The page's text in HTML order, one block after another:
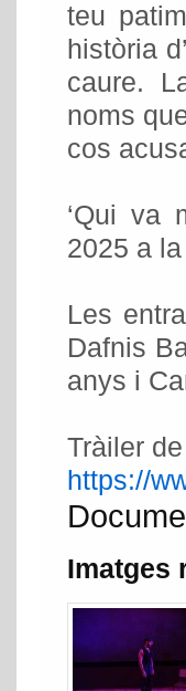
teu
història
caure.
noms
cos
‘Qui va
2025 a
Les
Dafnis
anys i
Tràiler
https://
Imatges